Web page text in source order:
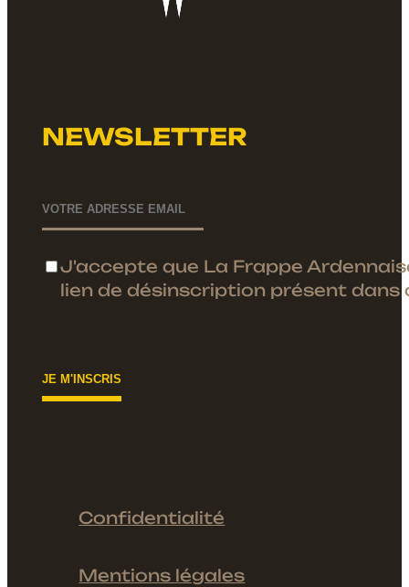
NEWSLETTER
J'accepte que La Frappe
lien de désinscription présent dans
Confidentialité
Mentions légales